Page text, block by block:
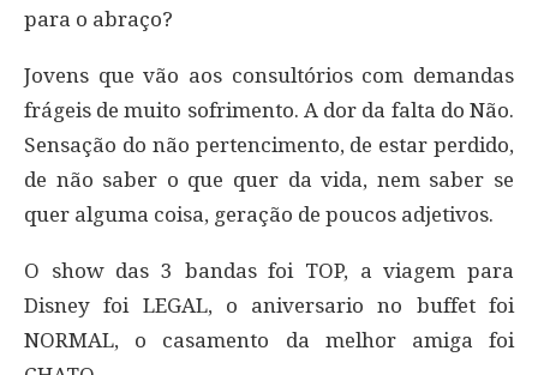
para o abraço?
Jovens que vão aos consultórios com demandas
frágeis de muito sofrimento. A dor da falta do Não.
Sensação do não pertencimento, de estar perdido,
de não saber o que quer da vida, nem saber se
quer alguma coisa, geração de poucos adjetivos.
O show das 3 bandas foi TOP, a viagem para
Disney foi LEGAL, o aniversario no buffet foi
NORMAL, o casamento da melhor amiga foi